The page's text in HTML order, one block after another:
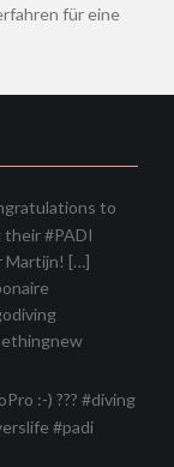
für eine
to
their #PADI
Martijn! […]
:-) ??? #diving
#padi